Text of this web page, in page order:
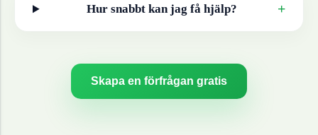
Hur snabbt kan jag få hjälp? +
Skapa en förfrågan gratis